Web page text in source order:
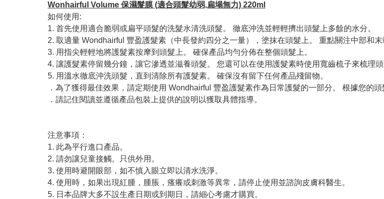
Wonhairful Volume 保濕髮膜 (適合頭髮幼弱,扁塌無力) 220ml
如何使用:
1. 首先使用適合脆弱或扁平頭髮的洗髮水清洗頭髮。 徹底沖洗並輕輕擠出頭髮上多餘的水分。
2. 取適量 Wondhairful 豐盈護髮素（中長發約四分之一量），塗抹在頭髮上。 重點關注中部和
3. 用指尖輕輕地將護髮素按摩到頭髮上。 確保產品均勻分佈在整個頭髮上。
4. 讓護髮素停留幾分鐘，讓它滲透並滋養頭髮。 您還可以在使用護髮素時使用寬齒梳子來梳理頭
5. 用溫水徹底沖洗頭髮，直到清除所有護髮素。 確保沒有留下任何產品殘留物。
．為了獲得最佳效果，請定期使用 Wondhairful 豐盈護髮素作為日常護髮的一部分。 根據您的
．請記住閱讀並遵循產品包裝上提供的說明以獲取具體指導。
注意事項：
1. 此為平行進口產品。
2. 請勿讓兒童接觸。只供外用。
3. 使用時避開眼部，如不慎入眼立即以清水洗淨。
4. 使用時，如果出現紅腫，腫脹，瘙癢或刺激等異常，請停止使用並諮詢皮膚科醫生。
5. 日本品牌大多不設生產日期或到期日，請細心考慮才購買。